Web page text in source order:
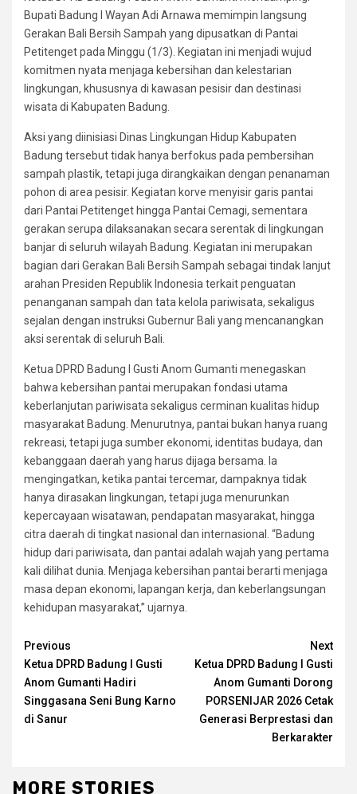
Bupati Badung I Wayan Adi Arnawa memimpin langsung
Gerakan Bali Bersih Sampah yang dipusatkan di Pantai
Petitenget pada Minggu (1/3). Kegiatan ini menjadi wujud
komitmen nyata menjaga kebersihan dan kelestarian
lingkungan, khususnya di kawasan pesisir dan destinasi
wisata di Kabupaten Badung.
Aksi yang diinisiasi Dinas Lingkungan Hidup Kabupaten
Badung tersebut tidak hanya berfokus pada pembersihan
sampah plastik, tetapi juga dirangkaikan dengan penanaman
pohon di area pesisir. Kegiatan korve menyisir garis pantai
dari Pantai Petitenget hingga Pantai Cemagi, sementara
gerakan serupa dilaksanakan secara serentak di lingkungan
banjar di seluruh wilayah Badung. Kegiatan ini merupakan
bagian dari Gerakan Bali Bersih Sampah sebagai tindak lanjut
arahan Presiden Republik Indonesia terkait penguatan
penanganan sampah dan tata kelola pariwisata, sekaligus
sejalan dengan instruksi Gubernur Bali yang mencanangkan
aksi serentak di seluruh Bali.
Ketua DPRD Badung I Gusti Anom Gumanti menegaskan
bahwa kebersihan pantai merupakan fondasi utama
keberlanjutan pariwisata sekaligus cerminan kualitas hidup
masyarakat Badung. Menurutnya, pantai bukan hanya ruang
rekreasi, tetapi juga sumber ekonomi, identitas budaya, dan
kebanggaan daerah yang harus dijaga bersama. Ia
mengingatkan, ketika pantai tercemar, dampaknya tidak
hanya dirasakan lingkungan, tetapi juga menurunkan
kepercayaan wisatawan, pendapatan masyarakat, hingga
citra daerah di tingkat nasional dan internasional. “Badung
hidup dari pariwisata, dan pantai adalah wajah yang pertama
kali dilihat dunia. Menjaga kebersihan pantai berarti menjaga
masa depan ekonomi, lapangan kerja, dan keberlangsungan
kehidupan masyarakat,” ujarnya.
Continue
Reading
Previous
Ketua DPRD Badung I Gusti
Anom Gumanti Hadiri
Singgasana Seni Bung Karno
di Sanur
Next
Ketua DPRD Badung I Gusti
Anom Gumanti Dorong
PORSENIJAR 2026 Cetak
Generasi Berprestasi dan
Berkarakter
MORE STORIES